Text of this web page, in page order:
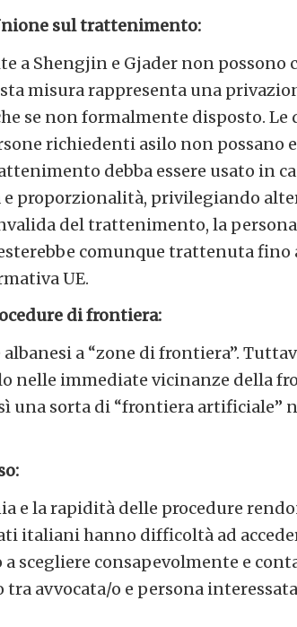
sul trattenimento:
a Shengjin e Gjader non possono
misura rappresenta una
se non formalmente disposto. Le
richiedenti asilo non possano
debba essere usato in
e proporzionalità, privilegiando
del trattenimento, la
comunque trattenuta
UE.
di frontiera:
a “zone di frontiera”.
nelle immediate vicinanze della
una sorta di “frontiera artificiale”
e la rapidità delle procedure
italiani hanno difficoltà ad
scegliere consapevolmente e
tra avvocata/o e persona